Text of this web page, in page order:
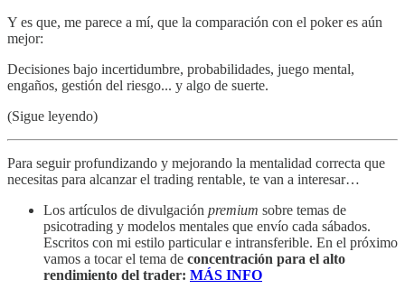
Y es que, me parece a mí, que la comparación con el poker es aún
mejor:
Decisiones bajo incertidumbre, probabilidades, juego mental,
engaños, gestión del riesgo... y algo de suerte.
(Sigue leyendo)
Para seguir profundizando y mejorando la mentalidad correcta que
necesitas para alcanzar el trading rentable, te van a interesar…
Los artículos de divulgación premium sobre temas de
psicotrading y modelos mentales que envío cada sábados.
Escritos con mi estilo particular e intransferible. En el próximo
vamos a tocar el tema de concentración para el alto
rendimiento del trader: MÁS INFO